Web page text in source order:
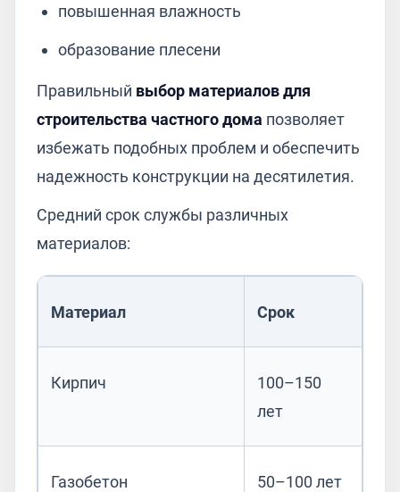
повышенная влажность
образование плесени
Правильный выбор материалов для
строительства частного дома позволяет
избежать подобных проблем и обеспечить
надежность конструкции на десятилетия.
Средний срок службы различных
материалов:
Материал Срок
Кирпич
100–150
лет
Газобетон 50–100 лет